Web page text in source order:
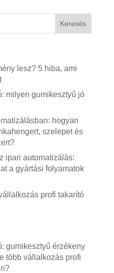
lesz? 5 hiba, ami
milyen gumikesztyű jó
hogyan
szelepet és
ipari automatizálás:
a gyártási folyamatok
profi takarító
gumikesztyű érzékeny
több vállalkozás profi